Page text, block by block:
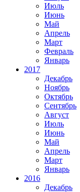
Июль
Июнь
Май
Апрель
Март
Февраль
Январь
2017
Декабрь
Ноябрь
Октябрь
Сентябрь
Август
Июль
Июнь
Май
Апрель
Март
Январь
2016
Декабрь